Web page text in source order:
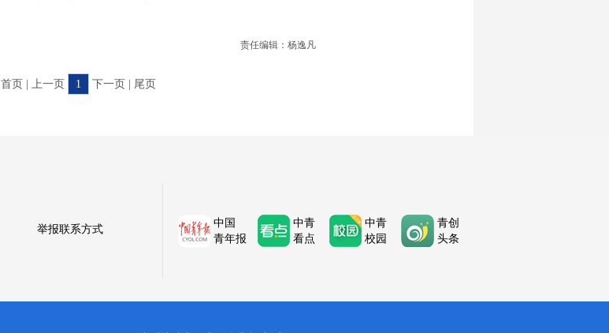
责任编辑：杨逸凡
首页 | 上一页 1 下一页 | 尾页
举报联系方式
中国
青年报
中青
看点
中青
校园
青创
头条